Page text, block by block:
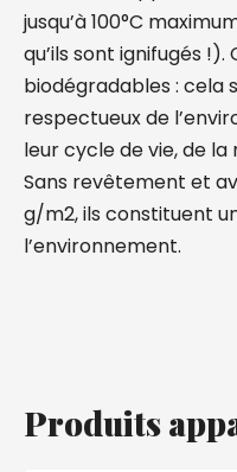
jusqu’à 100°C
qu’ils sont ignifugés
biodégradables : cela
respectueux de
leur cycle de vie, de la
Sans revêtement et
g/m2, ils constituent
l’environnement.
Produits